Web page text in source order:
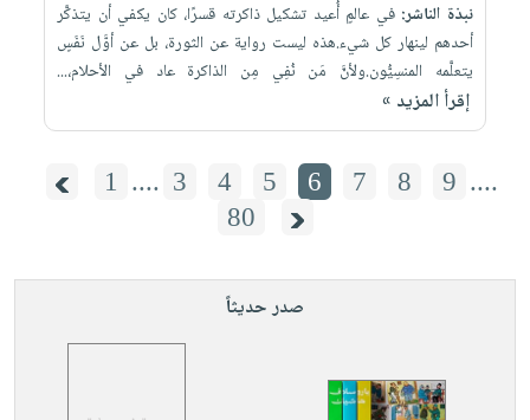
نبذة الناشر:في عالمٍ أُعيد تشكيل ذاكرته قسرًا، كان يكفي أن يتذكَّر
أحدهم لينهار كل شيء.هذه ليست رواية عن الثورة، بل عن أوَّل نَفَسٍ
يتعلَّمه المنسِيُّون.ولأنَّ مَن نُفِي مِن الذاكرة عاد في الأحلام،...
إقرأ المزيد »
1 .... 3 4 5 6 7 8 9 ....
80
صدر حديثاً